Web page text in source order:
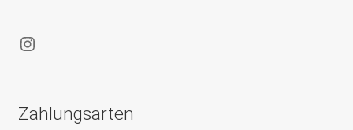
Instagram
Zahlungsarten